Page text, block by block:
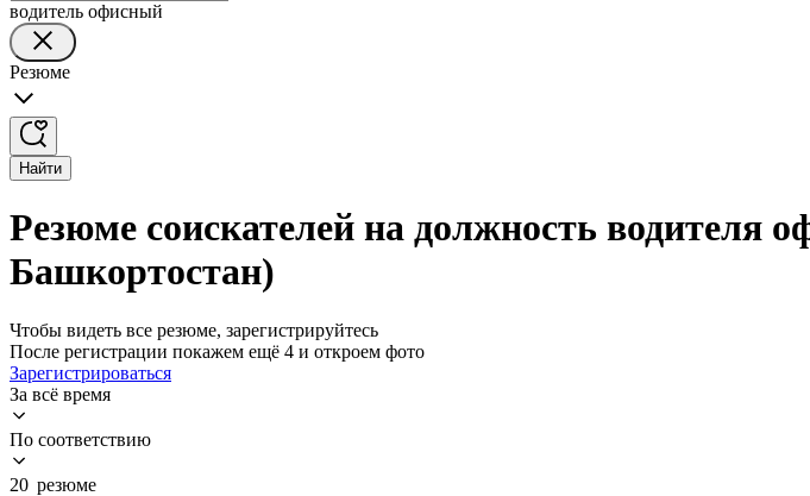
водитель офисный
Резюме
Найти
Резюме соискателей на должность водителя
Башкортостан)
Чтобы видеть все резюме, зарегистрируйтесь
После регистрации покажем ещё 4 и откроем фото
Зарегистрироваться
За всё время
По соответствию
20 резюме